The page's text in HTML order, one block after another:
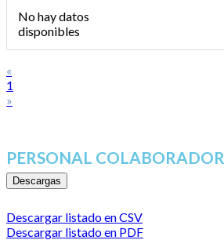
No hay datos
disponibles
«
1
»
PERSONAL COLABORADOR
Descargas
Descargar listado en CSV
Descargar listado en PDF